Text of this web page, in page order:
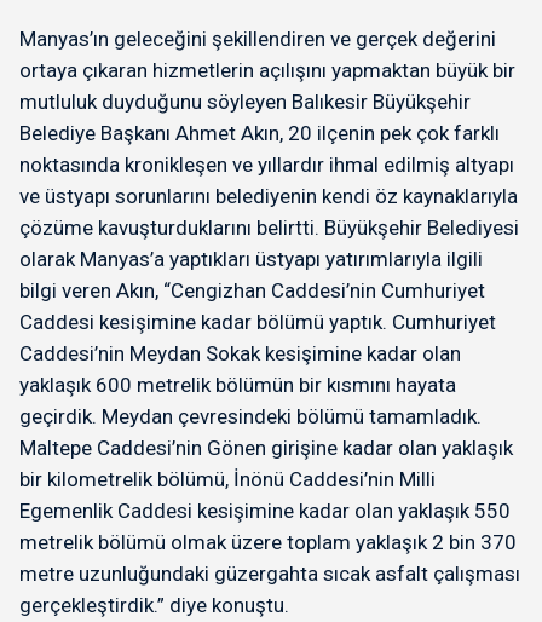
Manyas’ın geleceğini şekillendiren ve gerçek değerini
ortaya çıkaran hizmetlerin açılışını yapmaktan büyük bir
mutluluk duyduğunu söyleyen Balıkesir Büyükşehir
Belediye Başkanı Ahmet Akın, 20 ilçenin pek çok farklı
noktasında kronikleşen ve yıllardır ihmal edilmiş altyapı
ve üstyapı sorunlarını belediyenin kendi öz kaynaklarıyla
çözüme kavuşturduklarını belirtti. Büyükşehir Belediyesi
olarak Manyas’a yaptıkları üstyapı yatırımlarıyla ilgili
bilgi veren Akın, “Cengizhan Caddesi’nin Cumhuriyet
Caddesi kesişimine kadar bölümü yaptık. Cumhuriyet
Caddesi’nin Meydan Sokak kesişimine kadar olan
yaklaşık 600 metrelik bölümün bir kısmını hayata
geçirdik. Meydan çevresindeki bölümü tamamladık.
Maltepe Caddesi’nin Gönen girişine kadar olan yaklaşık
bir kilometrelik bölümü, İnönü Caddesi’nin Milli
Egemenlik Caddesi kesişimine kadar olan yaklaşık 550
metrelik bölümü olmak üzere toplam yaklaşık 2 bin 370
metre uzunluğundaki güzergahta sıcak asfalt çalışması
gerçekleştirdik.” diye konuştu.